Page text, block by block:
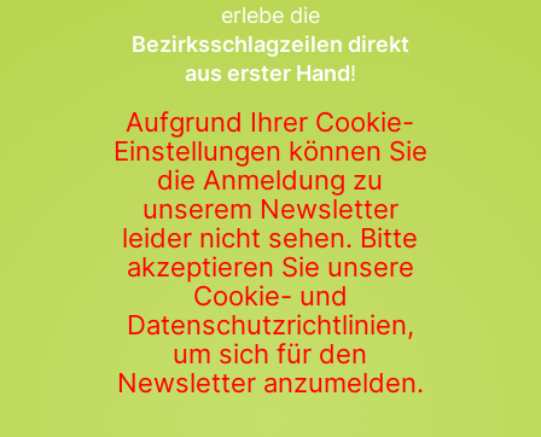
erlebe die
Bezirksschlagzeilen direkt
aus erster Hand!
Aufgrund Ihrer Cookie-
Einstellungen können Sie
die Anmeldung zu
unserem Newsletter
leider nicht sehen. Bitte
akzeptieren Sie unsere
Cookie- und
Datenschutzrichtlinien,
um sich für den
Newsletter anzumelden.